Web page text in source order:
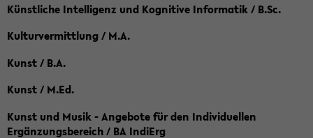
Künstliche Intelligenz und Kognitive Informatik / B.Sc.
Kulturvermittlung / M.A.
Kunst / B.A.
Kunst / M.Ed.
Kunst und Musik - Angebote für den Individuellen
Ergänzungsbereich / BA IndiErg